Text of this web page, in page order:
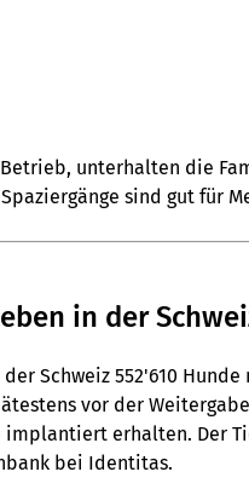
unterhalten die
sind gut für
in der
Schweiz 552'610
vor der
implantiert erhalten. Der
bei Identitas.